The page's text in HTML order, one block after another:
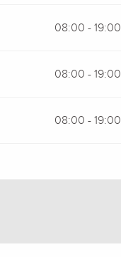
08:00 - 19:00
08:00 - 19:00
08:00 - 19:00